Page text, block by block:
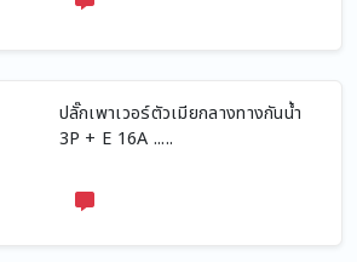
ปลั๊กเพาเวอร์ตัวเมียกลางทางกันน้ำ
3P + E 16A .....